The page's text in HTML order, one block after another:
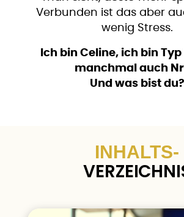
Verbunden ist das aber
wenig Stress.
Ich bin Celine, ich bin Typ
manchmal auch
Und was bist du?
INHALTS-